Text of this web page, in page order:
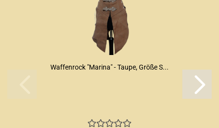
Waffenrock "Marina" - Taupe, Größe S...